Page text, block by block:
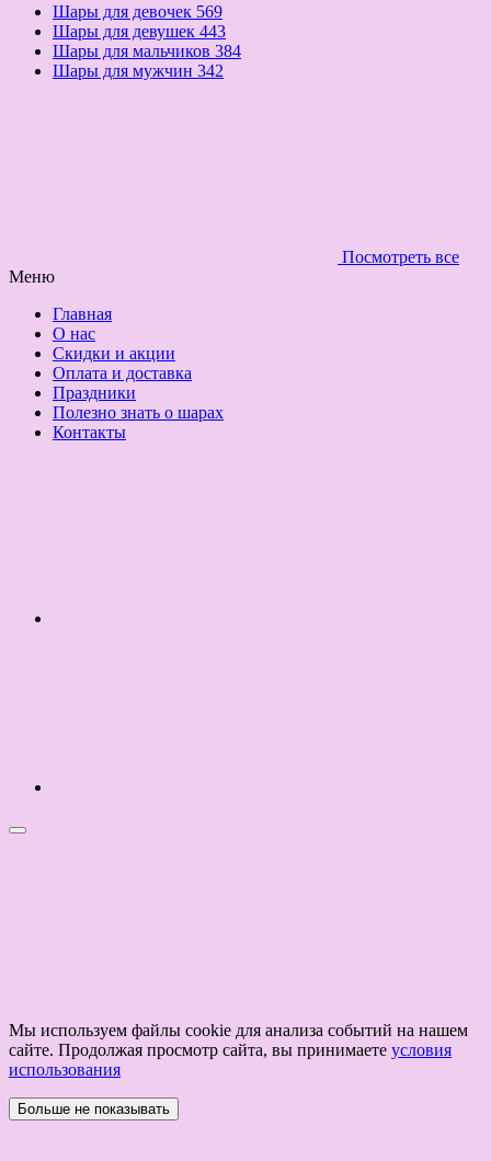
Шары для девочек 569
Шары для девушек 443
Шары для мальчиков 384
Шары для мужчин 342
Посмотреть все
Меню
Главная
О нас
Скидки и акции
Оплата и доставка
Праздники
Полезно знать о шарах
Контакты
Мы используем файлы cookie для анализа событий на нашем
сайте. Продолжая просмотр сайта, вы принимаете условия
использования
Больше не показывать